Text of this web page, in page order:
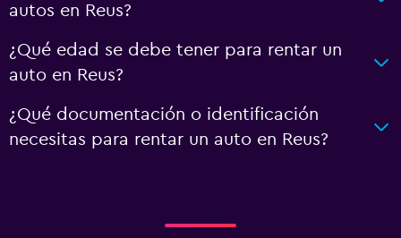
autos en Reus?
¿Qué edad se debe tener para rentar un
auto en Reus?
¿Qué documentación o identificación
necesitas para rentar un auto en Reus?